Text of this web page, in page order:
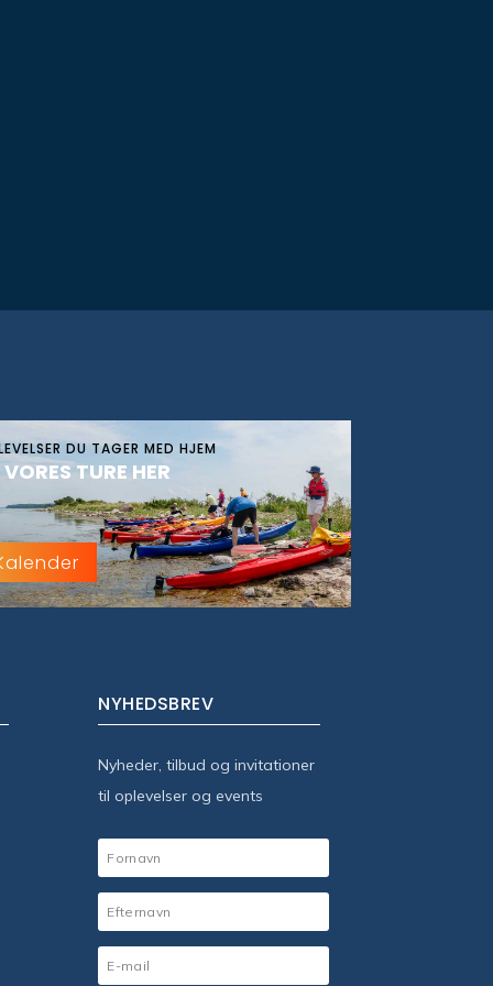
DU TAGER MED HJEM
VORES TURE HER
NYHEDSBREV
Nyheder, tilbud og invitationer
til oplevelser og events